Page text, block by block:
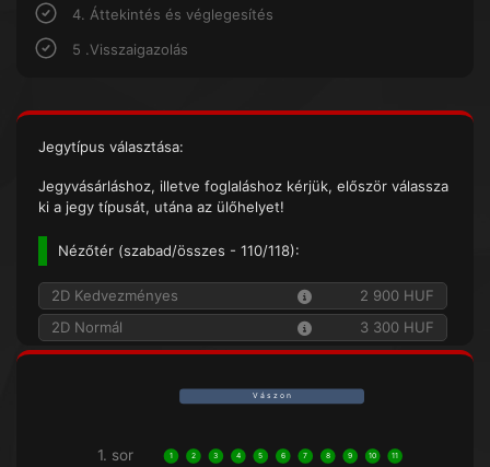
4. Áttekintés és véglegesítés
5 .Visszaigazolás
Jegytípus választása:
Jegyvásárláshoz, illetve foglaláshoz kérjük, először válassza
ki a jegy típusát, utána az ülőhelyet!
Nézőtér (szabad/összes - 110/118):
2D Kedvezményes
2 900 HUF
2D Normál
3 300 HUF
V á s z o n
1. sor 1 2 3 4 5 6 7 8 9 10 11